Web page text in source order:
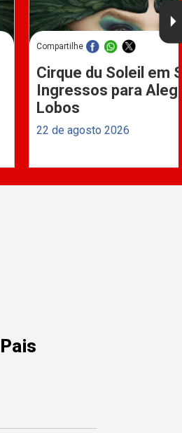
Compartilhe
Cirque du Soleil em
Ingressos para
Lobos
22 de agosto 2026